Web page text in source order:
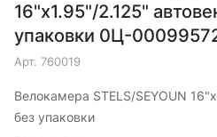
16"x1.95"/2.125"
упаковки 0Ц-
Арт. 760019
Велокамера STELS/SEYOUN
без упаковки